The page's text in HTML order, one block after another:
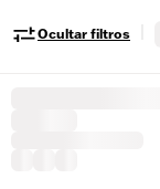
Ocultar filtros